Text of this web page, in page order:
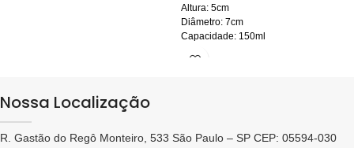
Altura: 5cm
Diâmetro: 7cm
Capacidade: 150ml
Nossa Localização
R. Gastão do Regô Monteiro, 533 São Paulo – SP CEP: 05594-030